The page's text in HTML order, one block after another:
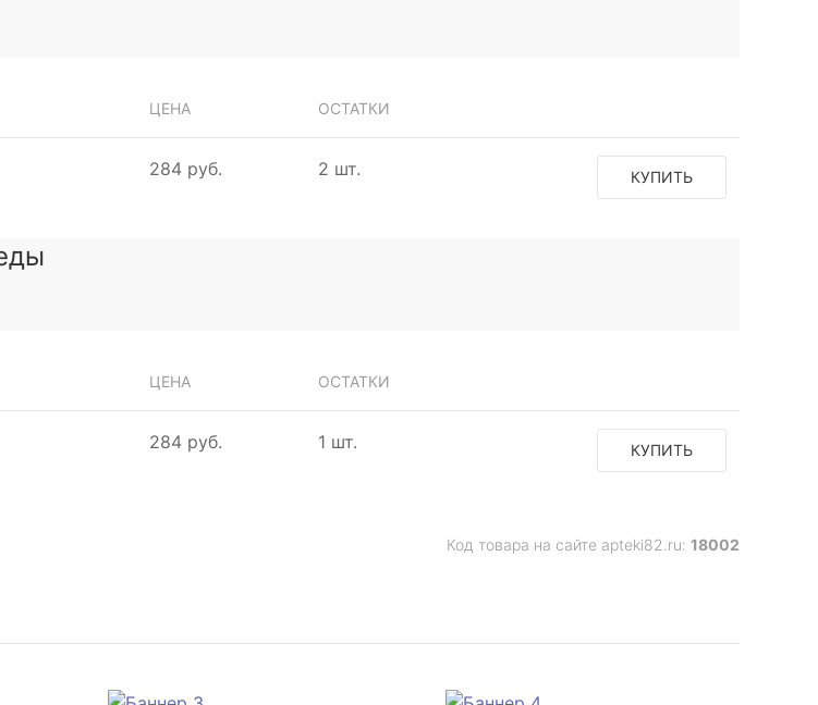
ЦЕНА ОСТАТКИ
284 руб. 2 шт. КУПИТЬ
ЦЕНА ОСТАТКИ
284 руб. 1 шт. КУПИТЬ
Код товара на сайте apteki82.ru: 18002